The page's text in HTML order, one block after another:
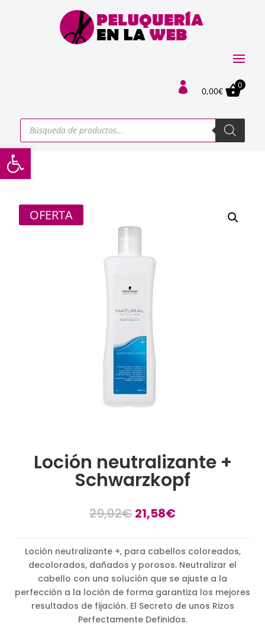
Abrir barra de herramientas
 0,00€
0
Búsqueda
productos
OFERTA
Loción neutralizante +
Schwarzkopf
29,02€ El
era:
29,02€.
21,58€El
es:
21,58€.
Loción neutralizante +, para cabellos coloreados,
decolorados, dañados y porosos. Neutralizar el
cabello con una solución que se ajuste a la
perfección a la loción de forma garantiza los mejores
resultados de fijación. El Secreto de unos Rizos
Perfectamente Definidos.